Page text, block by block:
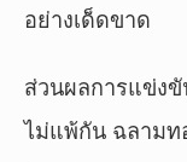
อย่างเด็ดขาด
ส่วนผลการแข่งขั
ไม่แพ้กัน ฉลามท